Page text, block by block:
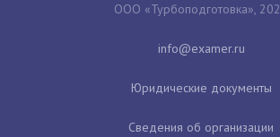
ООО «Турбоподготовка»,
Юридические документы
Сведения об организации